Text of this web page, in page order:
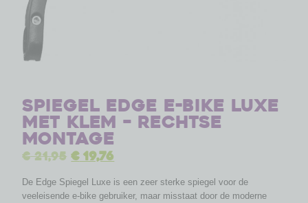
Spiegel Edge E-bike Luxe
met klem – Rechtse
montage
€21,95 €19,76
De Edge Spiegel Luxe is een zeer sterke spiegel voor de
veeleisende e-bike gebruiker, maar misstaat door de moderne